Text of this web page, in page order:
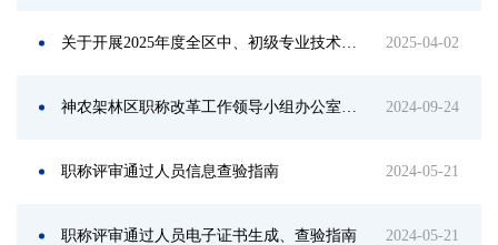
2025-04-02
2024-09-24
职称评审通过人员信息查验指南 2024-05-21
职称评审通过人员电子证书生成、查验指南 2024-05-21